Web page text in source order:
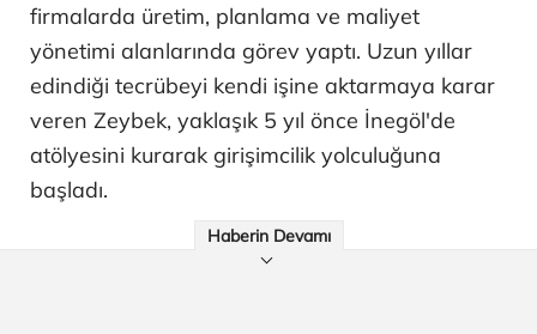
firmalarda üretim, planlama ve maliyet
yönetimi alanlarında görev yaptı. Uzun yıllar
edindiği tecrübeyi kendi işine aktarmaya karar
veren Zeybek, yaklaşık 5 yıl önce İnegöl'de
atölyesini kurarak girişimcilik yolculuğuna
başladı.
Haberin Devamı